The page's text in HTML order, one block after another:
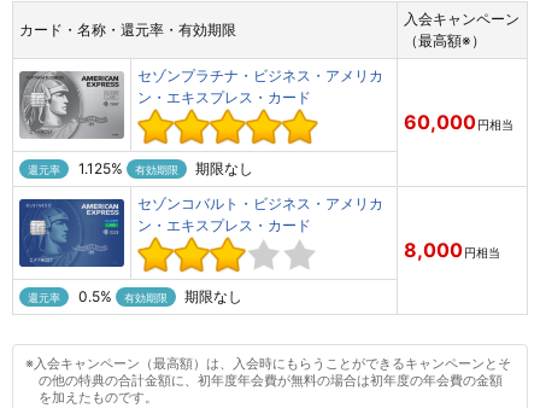
カード・名称・還元率・有効期限
入会キャンペーン
（最高額※）
セゾンプラチナ・ビジネス・アメリカ
ン・エキスプレス・カード
60,000円相当
還元率 1.125% 有効期限
期限なし
セゾンコバルト・ビジネス・アメリカ
ン・エキスプレス・カード
8,000円相当
還元率 0.5% 有効期限 期限なし
※入会キャンペーン（最高額）は、入会時にもらうことができるキャンペーンとそ
の他の特典の合計金額に、初年度年会費が無料の場合は初年度の年会費の金額
を加えたものです。